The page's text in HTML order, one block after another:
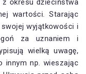
okresu dzieciństwa
wartości. Starając
wyjątkowości i
za uznaniem i
wielką uwagę,
innym np. wieszając